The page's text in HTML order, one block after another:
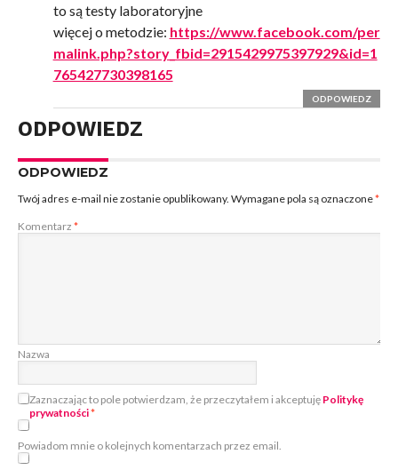
to są testy laboratoryjne
więcej o metodzie: https://www.facebook.com/per
malink.php?story_fbid=2915429975397929&id=1
765427730398165
ODPOWIEDZ
ODPOWIEDZ
ODPOWIEDZ
Twój adres e-mail nie zostanie opublikowany. Wymagane pola są oznaczone*
Komentarz *
Nazwa
Zaznaczając to pole potwierdzam, że przeczytałem i akceptuję Politykę
prywatności*
Powiadom mnie o kolejnych komentarzach przez email.